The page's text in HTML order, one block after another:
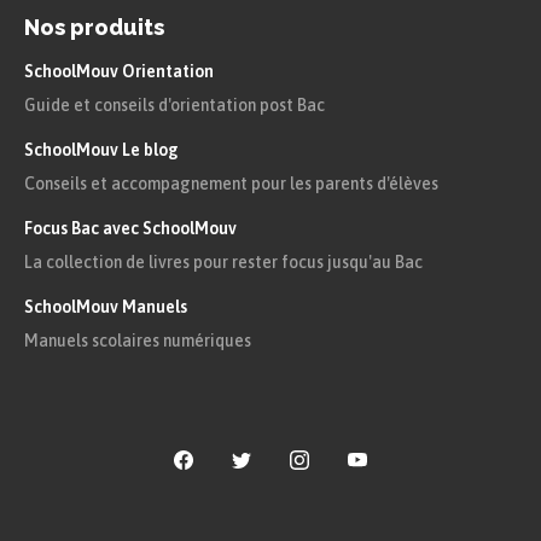
montagnardes et la grande partie de l’Europe du
centre et de l’est est continentale.
Cette variété de domaines
bioclimatiques explique en partie la
diversité des productions agricoles
européennes.
Comment réduire les
inégalités ?
Nos produits
SchoolMouv Orientation
Guide et conseils d'orientation post Bac
SchoolMouv Le blog
Conseils et accompagnement pour les parents d'élèves
Focus Bac avec SchoolMouv
La collection de livres pour rester focus jusqu'au Bac
SchoolMouv Manuels
Manuels scolaires numériques